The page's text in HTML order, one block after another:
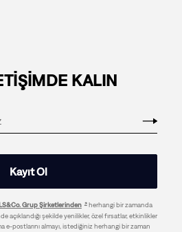
KALIN
Kayıt Ol
Grup Şirketlerinden
herhangi bir zamanda
açıklandığı şekilde yenilikler, özel fırsatlar, etkinlikler
e-postlarını almayı, istediğiniz herhangi bir zaman